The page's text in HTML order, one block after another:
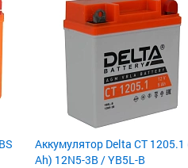
Аккумулятор Delta CT 1205.1
Ah) 12N5-3B / YB5L-B